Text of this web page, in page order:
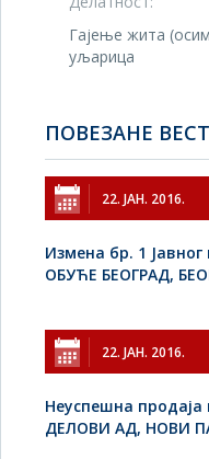
Гајење жита
уљарица
ПОВЕЗАНЕ
22. ЈАН. 2016.
Измена бр. 1
ОБУЋЕ БЕОГРАД,
22. ЈАН. 2016.
Неуспешна
ДЕЛОВИ АД, НОВИ